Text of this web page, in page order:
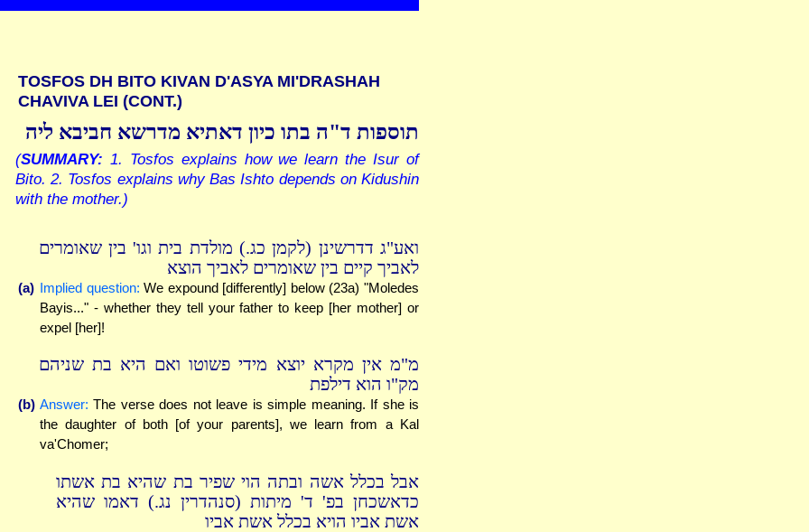
TOSFOS DH BITO KIVAN D'ASYA MI'DRASHAH
CHAVIVA LEI (CONT.)
תוספות ד"ה בתו כיון דאתיא מדרשא חביבא ליה
(SUMMARY: 1. Tosfos explains how we learn the Isur of
Bito. 2. Tosfos explains why Bas Ishto depends on Kidushin
with the mother.)
ואע"ג דדרשינן (לקמן כג.) מולדת בית וגו' בין שאומרים
לאביך קיים בין שאומרים לאביך הוצא
(a) Implied question: We expound [differently] below (23a) "Moledes
Bayis..." - whether they tell your father to keep [her mother] or
expel [her]!
מ"מ אין מקרא יוצא מידי פשוטו ואם היא בת שניהם
מק"ו הוא דילפת
(b) Answer: The verse does not leave is simple meaning. If she is
the daughter of both [of your parents], we learn from a Kal
va'Chomer;
אבל בכלל אשה ובתה הוי שפיר בת שהיא בת אשתו
כדאשכחן בפ' ד' מיתות (סנהדרין נג.) דאמו שהיא
אשת אביו הויא בכלל אשת אביו